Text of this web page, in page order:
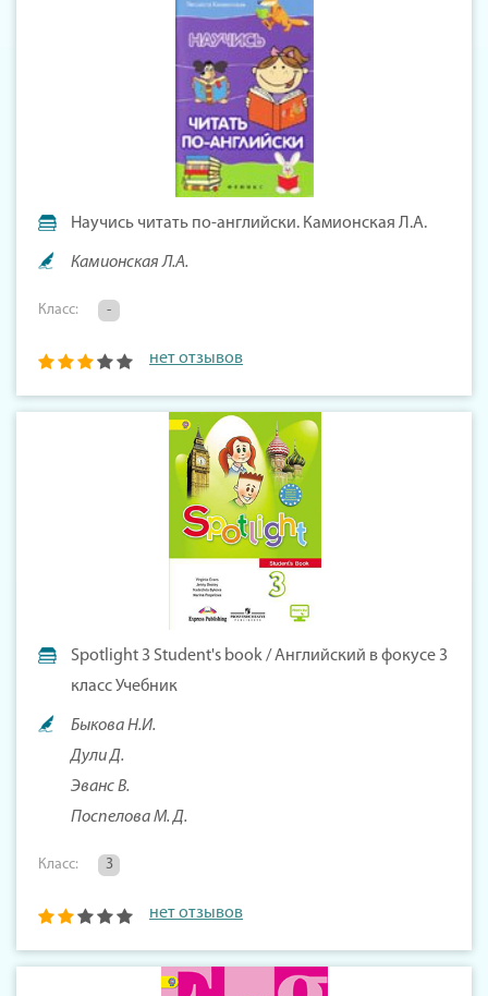
Научись читать по-английски. Камионская Л.А.
Камионская Л.А.
Класс: -
нет отзывов
Spotlight 3 Student's book / Английский в фокусе 3
класс Учебник
Быкова Н.И.
Дули Д.
Эванс В.
Поспелова М. Д.
Класс: 3
нет отзывов